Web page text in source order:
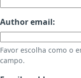
Author email:
Favor escolha como o
campo.